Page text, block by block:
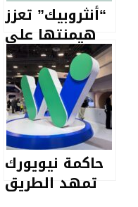
“أنثروبيك” تعزز
هيمنتها على
سوق حلول
الشركات
بشراكة
استراتيجية مع
عملاق التأمين
“أليانز”
حاكمة نيويورك
تمهد الطريق